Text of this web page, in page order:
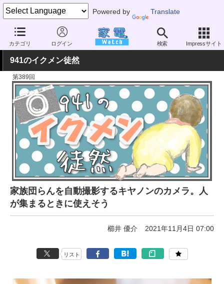
Powered by Translate
カテゴリ ログイン 検索 Impressサイト
家電 Watch 暮らし
941のイクメン徒然
第389回
家族団らんを自動撮影するキヤノンのカメラ。人
が集まるときに使えそう
櫛井 優介 2021年11月4日 07:00
リスト